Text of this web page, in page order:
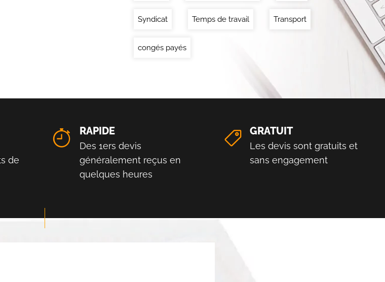
Syndicat Temps de travail Transport
congés payés
de
RAPIDE
Des 1ers devis
généralement reçus en
quelques heures
GRATUIT
Les devis sont gratuits et
sans engagement